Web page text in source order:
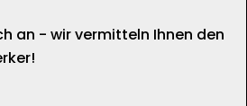
an - wir vermitteln Ihnen den